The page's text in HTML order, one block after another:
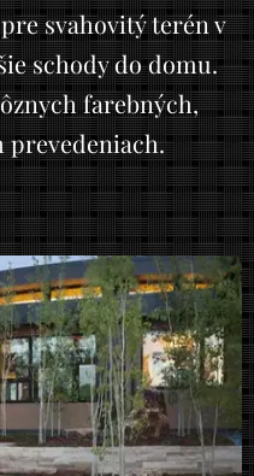
svahovitý terén v
schody do domu.
farebných,
prevedeniach.